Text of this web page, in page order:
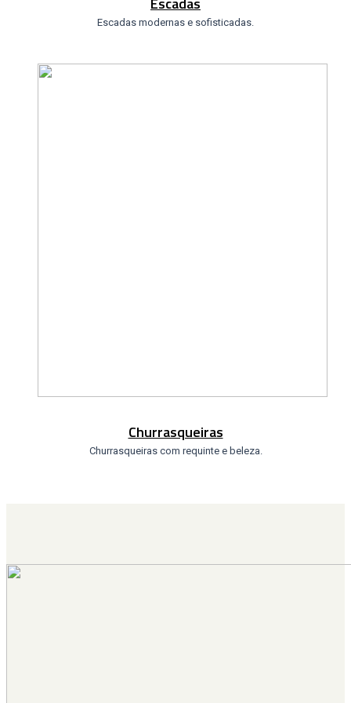
Escadas modernas e sofisticadas.
Churrasqueiras
Churrasqueiras com requinte e beleza.